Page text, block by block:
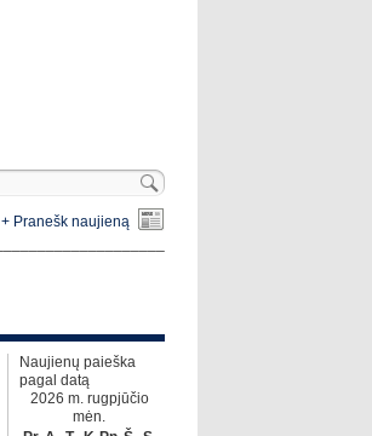
+ Pranešk naujieną
Naujienų paieška
pagal datą
2026 m. rugpjūčio
mėn.